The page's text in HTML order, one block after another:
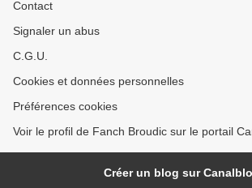
Contact
Signaler un abus
C.G.U.
Cookies et données personnelles
Préférences cookies
Voir le profil de Fanch Broudic sur le portail
Créer un blog sur